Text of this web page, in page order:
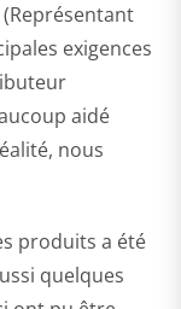
exigences
aidé
nous
produits a été
quelques